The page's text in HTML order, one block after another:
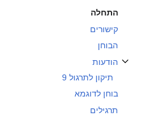
התחלה
קישורים
הבוחן
הודעות
תיקון לתרגול 9
בוחן לדוגמא
תרגילים